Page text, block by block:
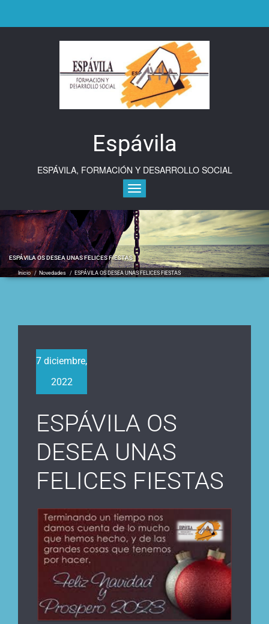
contenido
Espávila
ESPÁVILA, FORMACIÓN Y DESARROLLO SOCIAL
Alternar la navegación
ESPÁVILA OS DESEA UNAS FELICES FIESTAS
Inicio/ Novedades / ESPÁVILA OS DESEA UNAS FELICES FIESTAS
7 diciembre,
2022
ESPÁVILA OS
DESEA UNAS
FELICES FIESTAS